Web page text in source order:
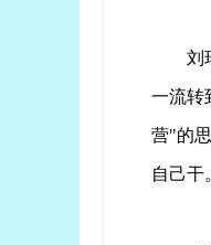
刘
一流转
营"的
自己干